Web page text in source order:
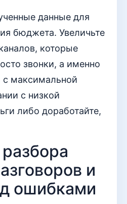
данные для
бюджета. Увеличьте
которые
звонки, а именно
с максимальной
с низкой
либо доработайте,
и
ошибками